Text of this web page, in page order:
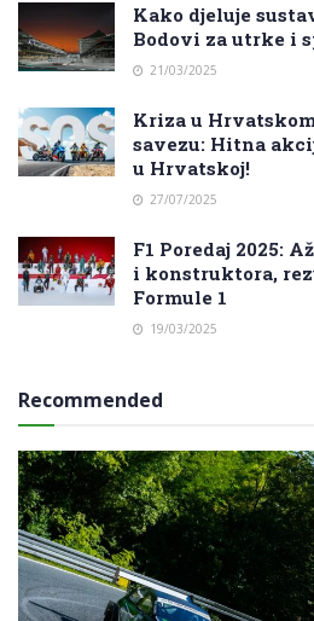
Kako djeluje
Bodovi za utrke i
21/03/2025
Kriza u
savezu: Hitna
u Hrvatskoj!
27/07/2025
F1 Poredaj 2025:
i konstruktora,
Formule 1
19/03/2025
Recommended